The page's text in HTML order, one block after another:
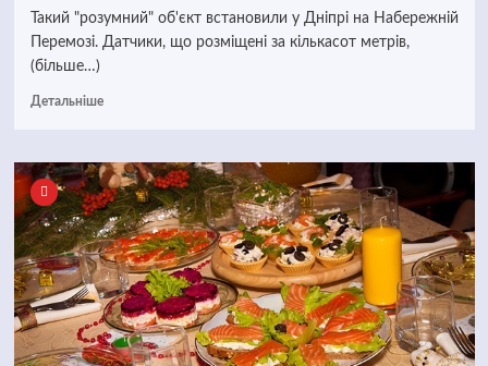
Такий "розумний" об'єкт встановили у Дніпрі на Набережній
Перемозі. Датчики, що розміщені за кількасот метрів,
(більше…)
Детальніше